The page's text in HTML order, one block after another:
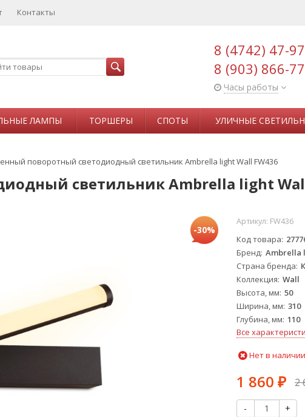
Контакты
8 (4742) 47-
8 (903) 866-
Часы работы
ЛАМПЫ ТОРШЕРЫ СПОТЫ УЛИЧНЫЕ
поворотный светодиодный светильник Ambrella light Wall FW436
светильник Ambrella light
-30%
Артикул: FW436
Код товара
Бренд Ambrella
Страна бренда
Коллекция Wall
Высота, мм 50
Ширина, мм 310
Глубина, мм 110
Все
Нет в наличии
1 860 ₽ 2
- +